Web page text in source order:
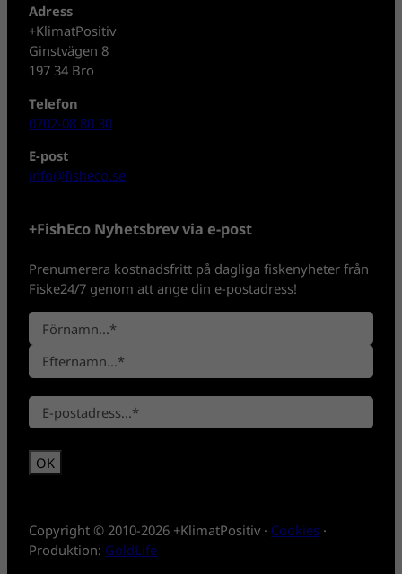
Adress
+KlimatPositiv
Ginstvägen 8
197 34 Bro
Telefon
0702-08 80 30
E-post
info@fisheco.se
+FishEco Nyhetsbrev via e-post
Prenumerera kostnadsfritt på dagliga fiskenyheter från
Fiske24/7 genom att ange din e-postadress!
N
a
n
*
F
ö
r
a
m
n
t
e
m
n
E
-
*
Copyright © 2010-2026 +KlimatPositiv · Cookies ·
Produktion: GoldLife